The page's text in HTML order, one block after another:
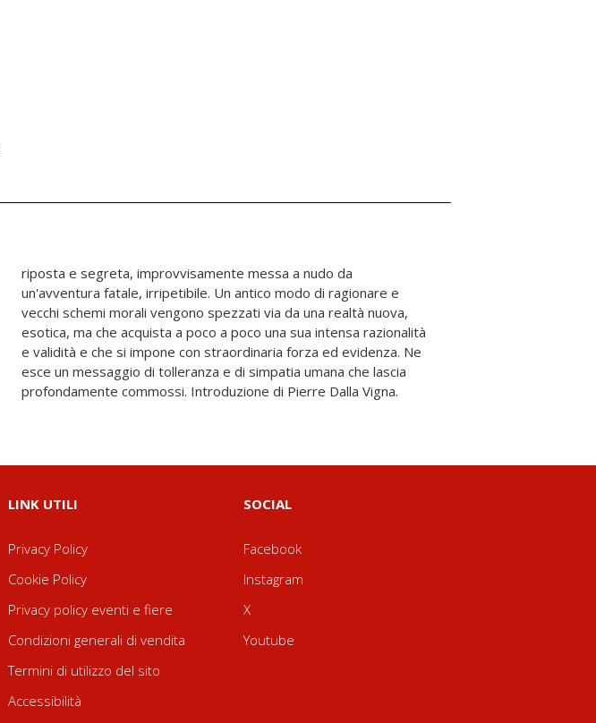
profondamente commossi. Introduzione di Pierre Dalla Vigna.
LINK UTILI
Privacy Policy
Cookie Policy
Privacy policy eventi e fiere
Condizioni generali di vendita
Termini di utilizzo del sito
Accessibilità
SOCIAL
Facebook
Instagram
X
Youtube